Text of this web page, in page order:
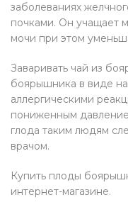
заболеваниях
почками. Он учащает
мочи при этом
Заваривать чай из
боярышника в виде
аллергическими
пониженным
глода таким людям
врачом.
Купить плоды
интернет-магазине.